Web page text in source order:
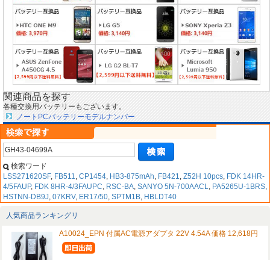
関連商品を探す
各種交換用バッテリーもございます。
ノートPCバッテリーモデルナンバー
検索ワード
LSS271620SF, FB511, CP1454, HB3-875mAh, FB421, Z52H 10pcs, FDK 14HR-
4/5FAUP, FDK 8HR-4/3FAUPC, RSC-BA, SANYO 5N-700AACL, PA5265U-1BRS,
HSTNN-DB9J, 07KRV, ER17/50, SPTM1B, HBLDT40
人気商品ランキングリ
A10024_EPN 付属AC電源アダプタ 22V 4.54A 価格 12,618円